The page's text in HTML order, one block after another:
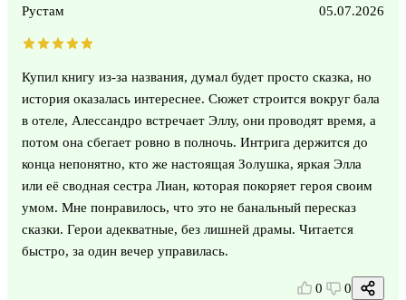
Рустам 05.07.2026
Купил книгу из-за названия, думал будет просто сказка, но
история оказалась интереснее. Сюжет строится вокруг бала
в отеле, Алессандро встречает Эллу, они проводят время, а
потом она сбегает ровно в полночь. Интрига держится до
конца непонятно, кто же настоящая Золушка, яркая Элла
или её сводная сестра Лиан, которая покоряет героя своим
умом. Мне понравилось, что это не банальный пересказ
сказки. Герои адекватные, без лишней драмы. Читается
быстро, за один вечер управилась.
0 0